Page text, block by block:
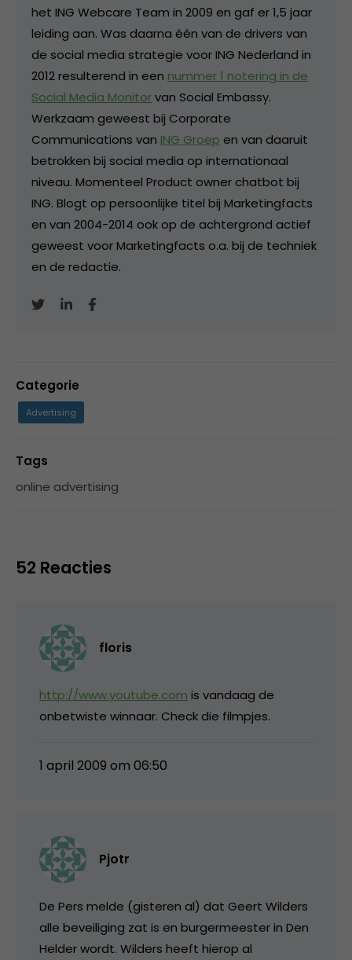
het ING Webcare Team in 2009 en gaf er 1,5 jaar
leiding aan. Was daarna één van de drivers van
de social media strategie voor ING Nederland in
2012 resulterend in een nummer 1 notering in de
Social Media Monitorvan Social Embassy.
Werkzaam geweest bij Corporate
Communications van ING Groep en van daaruit
betrokken bij social media op internationaal
niveau. Momenteel Product owner chatbot bij
ING. Blogt op persoonlijke titel bij Marketingfacts
en van 2004-2014 ook op de achtergrond actief
geweest voor Marketingfacts o.a. bij de techniek
en de redactie.
Categorie
Advertising
Tags
online advertising
52 Reacties
floris
http://www.youtube.com is vandaag de
onbetwiste winnaar. Check die filmpjes.
1 april 2009 om 06:50
Pjotr
De Pers melde (gisteren al) dat Geert Wilders
alle beveiliging zat is en burgermeester in Den
Helder wordt. Wilders heeft hierop al